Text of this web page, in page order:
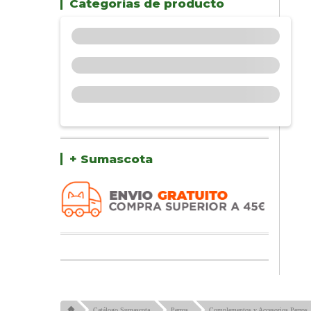
Categorías de producto
+ Sumascota